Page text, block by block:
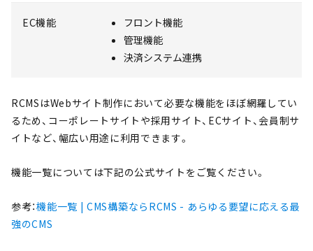
EC機能
フロント機能
管理機能
決済システム連携
RCMSはWebサイト制作において必要な機能をほぼ網羅してい
るため、コーポレートサイトや採用サイト、ECサイト、会員制サ
イトなど、幅広い用途に利用できます。
機能一覧については下記の公式サイトをご覧ください。
参考：機能一覧 | CMS構築ならRCMS - あらゆる要望に応える最
強のCMS